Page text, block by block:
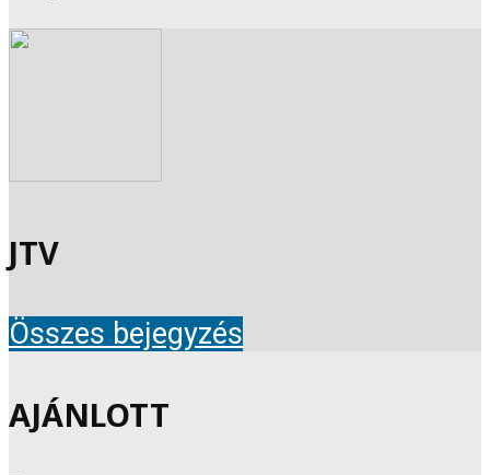
JTV
Összes bejegyzés
AJÁNLOTT